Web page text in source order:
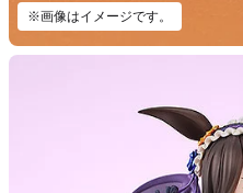
※画像はイメージです。